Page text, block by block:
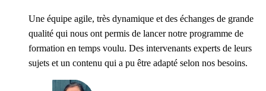
Une équipe agile, très dynamique et des échanges de grande
qualité qui nous ont permis de lancer notre programme de
formation en temps voulu. Des intervenants experts de leurs
sujets et un contenu qui a pu être adapté selon nos besoins.